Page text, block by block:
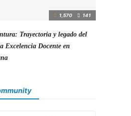
1,570 141
Trayectoria y legado del
Excelencia Docente en